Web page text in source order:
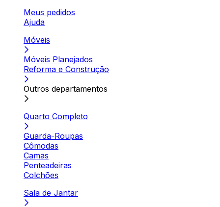
Meus pedidos
Ajuda
Móveis
Móveis Planejados
Reforma e Construção
Outros departamentos
Quarto Completo
Guarda-Roupas
Cômodas
Camas
Penteadeiras
Colchões
Sala de Jantar